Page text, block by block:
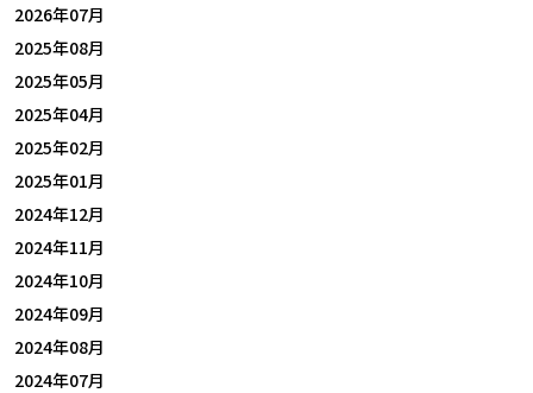
2026年07月
2025年08月
2025年05月
2025年04月
2025年02月
2025年01月
2024年12月
2024年11月
2024年10月
2024年09月
2024年08月
2024年07月